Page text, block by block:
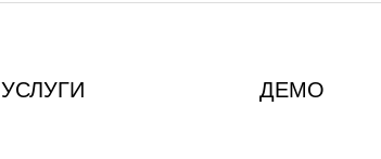
УСЛУГИ ДЕМО